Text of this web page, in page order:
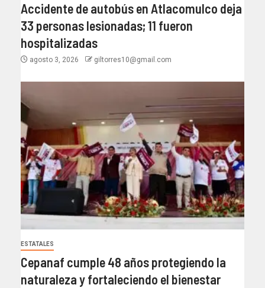
Accidente de autobús en Atlacomulco deja
33 personas lesionadas; 11 fueron
hospitalizadas
agosto 3, 2026 giltorres10@gmail.com
ESTATALES
Cepanaf cumple 48 años protegiendo la
naturaleza y fortaleciendo el bienestar